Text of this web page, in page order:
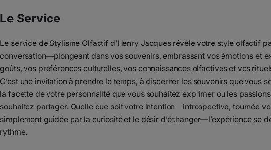
Le Service
Le service de Stylisme Olfactif d’Henry Jacques révèle votre style olfactif
conversation—plongeant dans vos souvenirs, embrassant vos émotions et
goûts, vos préférences culturelles, vos connaissances olfactives et vos
C’est une invitation à prendre le temps, à discerner les souvenirs que vous
la facette de votre personnalité que vous souhaitez exprimer ou les
souhaitez partager. Quelle que soit votre intention—introspective, tournée
simplement guidée par la curiosité et le désir d’échanger—l’expérience se
rythme.